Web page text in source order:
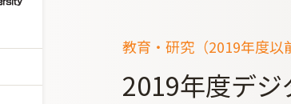
教育・研究（2019年度以
2019年度デ